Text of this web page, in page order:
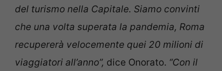
del turismo nella Capitale. Siamo convinti
che una volta superata la pandemia, Roma
recupererà velocemente quei 20 milioni di
viaggiatori all’anno”, dice Onorato. “Con il